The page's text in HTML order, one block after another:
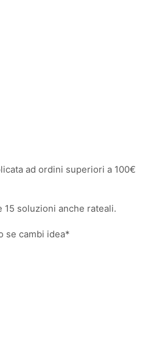
ad ordini superiori a 100€
15 soluzioni anche rateali.
se cambi idea*